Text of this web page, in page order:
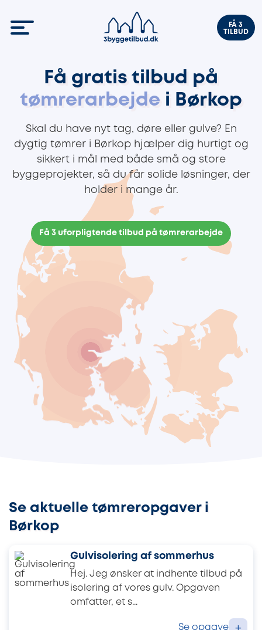
FÅ 3
TILBUD
Få gratis tilbud på
tømrerarbejde i Børkop
Skal du have nyt tag, døre eller gulve? En
dygtig tømrer i Børkop hjælper dig hurtigt og
sikkert i mål med både små og store
byggeprojekter, så du får solide løsninger, der
holder i mange år.
Få 3 uforpligtende tilbud på tømrerarbejde
Se aktuelle tømreropgaver i
Børkop
Gulvisolering af sommerhus
Hej. Jeg ønsker at indhente tilbud på
isolering af vores gulv. Opgaven
omfatter, et s...
Se opgave